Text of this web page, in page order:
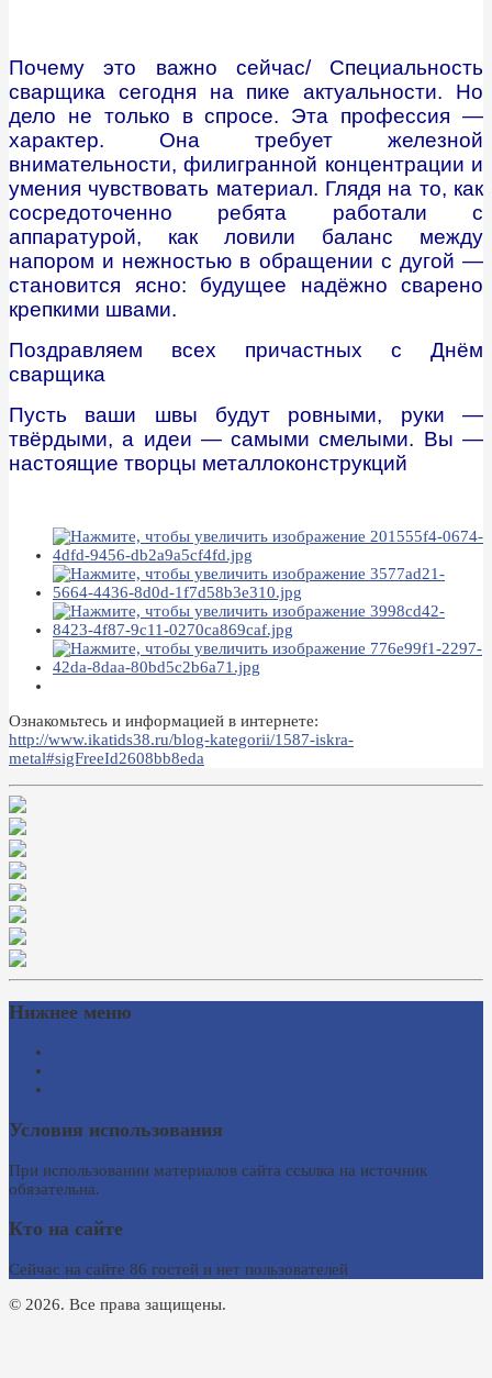
Почему это важно сейчас/ Специальность
сварщика сегодня на пике актуальности. Но
дело не только в спросе. Эта профессия —
характер. Она требует железной
внимательности, филигранной концентрации и
умения чувствовать материал. Глядя на то, как
сосредоточенно ребята работали с
аппаратурой, как ловили баланс между
напором и нежностью в обращении с дугой —
становится ясно: будущее надёжно сварено
крепкими швами.
Поздравляем всех причастных с Днём
сварщика
Пусть ваши швы будут ровными, руки —
твёрдыми, а идеи — самыми смелыми. Вы —
настоящие творцы металлоконструкций
Ознакомьтесь и информацией в интернете:
http://www.ikatids38.ru/blog-kategorii/1587-iskra-
metal#sigFreeId2608bb8eda
Нижнее меню
Условия использования
При использовании материалов сайта ссылка на источник
обязательна.
Кто на сайте
Сейчас на сайте 86 гостей и нет пользователей
© 2026. Все права защищены.